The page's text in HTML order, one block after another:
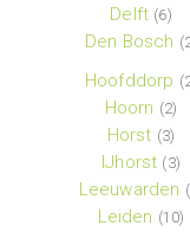
Delft (6)
Den Bosch
Hoofddorp
Hoorn (2)
Horst (3)
IJhorst (3)
Leeuwarden
Leiden (10)